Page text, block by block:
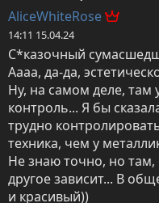
AliceWhiteRose
14:11 15.04.24
С*казочный
Аааа, да-да,
Ну, на самом деле, там
контроль... Я бы
трудно
техника, чем у
Не знаю точно, но там,
другое зависит... В
и красивый))